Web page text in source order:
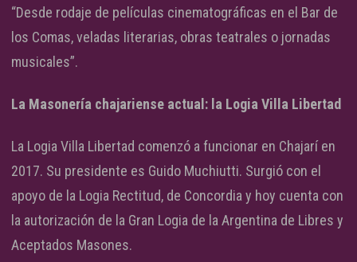
“Desde rodaje de películas cinematográficas en el Bar de
los Comas, veladas literarias, obras teatrales o jornadas
musicales”.
La Masonería chajariense actual: la Logia Villa Libertad
La Logia Villa Libertad comenzó a funcionar en Chajarí en
2017. Su presidente es Guido Muchiutti. Surgió con el
apoyo de la Logia Rectitud, de Concordia y hoy cuenta con
la autorización de la Gran Logia de la Argentina de Libres y
Aceptados Masones.